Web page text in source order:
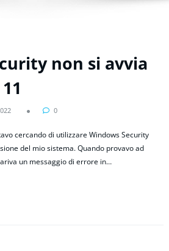
non si avvia
0
cercando di utilizzare Windows Security
del mio sistema. Quando provavo ad
un messaggio di errore in…